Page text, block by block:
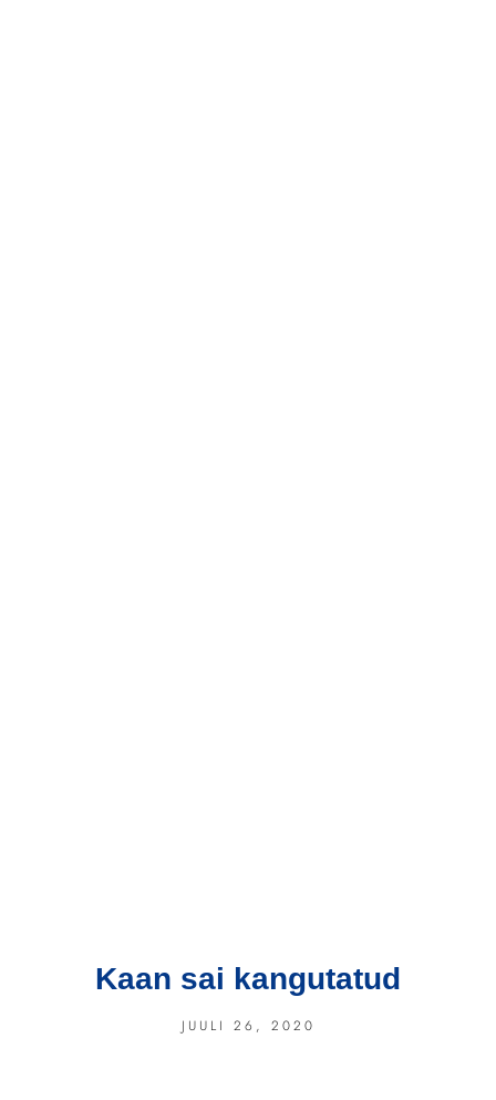
Kaan sai kangutatud
JUULI 26, 2020